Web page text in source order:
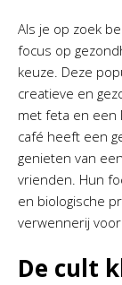
Als je op zoek
focus op
keuze. Deze
creatieve en
met feta en een
café heeft een
genieten van
vrienden. Hun
en biologische
verwennerij
De cult